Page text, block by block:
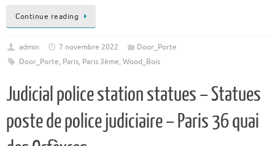
Continue reading
admin 7 novembre 2022
Door_Porte
Door_Porte, Paris, Paris 3ème, Wood_Bois
Judicial police station statues – Statues
poste de police judiciaire – Paris 36 quai